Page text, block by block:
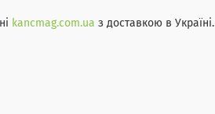
kancmag.com.ua з доставкою в Україні.